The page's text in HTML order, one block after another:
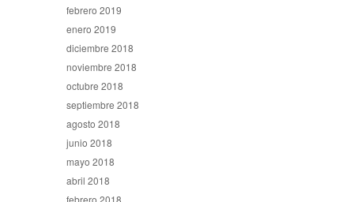
febrero 2019
enero 2019
diciembre 2018
noviembre 2018
octubre 2018
septiembre 2018
agosto 2018
junio 2018
mayo 2018
abril 2018
febrero 2018